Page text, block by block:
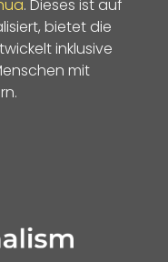
. Dieses ist auf
bietet die
inklusive
mit